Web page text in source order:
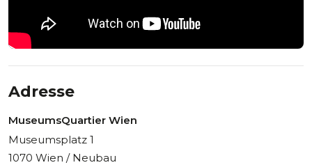
Fotos MQ Libelle © Hertha Hurnaus / © Alexander Eugen
Koller
Adresse
MuseumsQuartier Wien
Museumsplatz 1
1070 Wien / Neubau